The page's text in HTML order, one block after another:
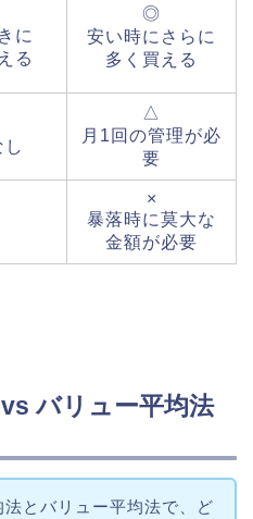
に
る
◎
安い時にさらに
多く買える
△
月1回の管理が必
要
×
暴落時に莫大な
金額が必要
バリュー平均法
法とバリュー平均法で、ど